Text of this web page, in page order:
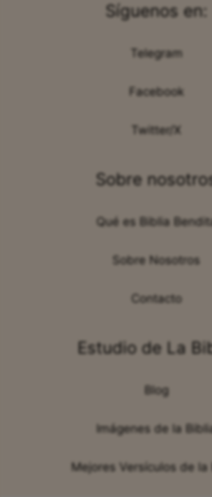
Síguenos en:
Telegram
Facebook
Twitter/X
Sobre
Qué es Biblia
Sobre Nosotros
Contacto
Estudio de La
Blog
Imágenes de la
Mejores Versículos de la